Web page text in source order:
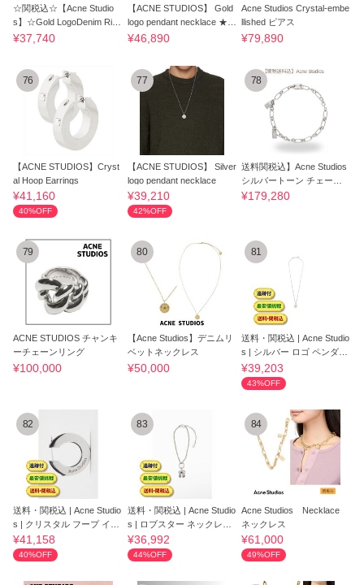
☆関税込☆【Acne Studio
s】☆Gold LogoDenim Rive
t Necklace☆
¥37,740
【ACNE STUDIOS】 Gold
logo pendant necklace ★正
規品
¥46,890
Acne Studios Crystal-embe
llished ピアス
¥79,890
76
【ACNE STUDIOS】Cryst
al Hoop Earrings
¥41,160
40%OFF
77
【ACNE STUDIOS】 Silver
logo pendant necklace
¥39,210
42%OFF
78
送料関税込】Acne Studios
シルバートーン チェーン
ネックレス
¥179,280
79
ACNE STUDIOS チャンキ
ーチェーンリング
¥100,000
80
【Acne Studios】デニムリ
ベットネックレス
¥50,000
81
送料・関税込 | Acne Studio
s | シルバー ロゴ ペンダン
ト ネッ
¥39,203
43%OFF
82
送料・関税込 | Acne Studio
s | クリスタル フープ イヤ
リング C
¥41,158
40%OFF
83
送料・関税込 | Acne Studio
s | ロブスター ネックレス
C50453 A
¥36,992
44%OFF
84
Acne Studios Necklace
ネックレス
¥61,000
49%OFF